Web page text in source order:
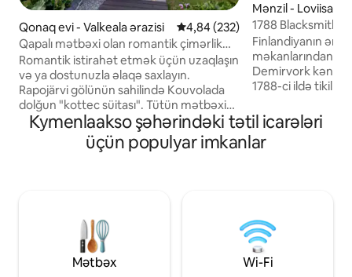
Qonaq evi - Valkeala ərazisi Ortalama reytinq 4,84/5, 232 rəy
4,84 (232)
Qapalı mətbəxi olan romantik çimərlik
saunası
Romantik istirahət etmək üçün uzaqlaşın
və ya dostunuzla əlaqə saxlayın.
Rapojärvi gölünün sahilində Kouvolada
dolğun "kottec süitası". Tütün mətbəxi
(soba, qəhvə maşını, çaydan,
mikrodalğalı soba), ikinəfərlik çarpayı,
istəyə uyğun olaraq körpə üçün səyahət
Radiatoru olan böyük şüşəli göyərtə.
Qiymətə döşəkağı-dəsmallar, dəsmallar,
ağaclar, süpürgə taxtaları və sıralama
qayığı daxildir. Kran içməli və isti su olur.
Mənzil - Loviisa
1788 Blacksmith
Finlandiyanın ən
məkanlarından
Demirvork
1788-ci ildə
ayrıca mənzil
qonaqlama yeri
tərzimizi
xoş
maraqlanıldığını
əlimizdən gələni
Kymenlaakso şəhərindəki tətil icarələri
üçün populyar imkanlar
Mətbəx Wi-Fi